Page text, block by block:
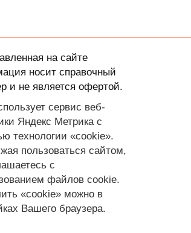
на сайте
носит справочный
и не является офертой.
сервис веб-
Яндекс Метрика с
технологии «cookie».
пользоваться сайтом,
с
файлов cookie.
«cookie» можно в
Вашего браузера.